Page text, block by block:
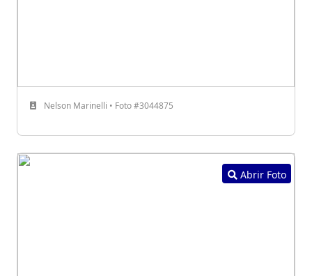
Nelson Marinelli • Foto #3044875
Abrir Foto